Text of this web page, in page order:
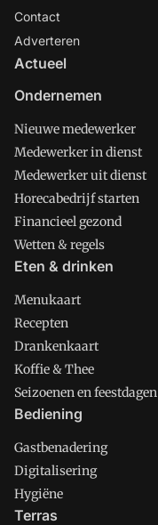
Contact
Adverteren
Actueel
Ondernemen
Nieuwe medewerker
Medewerker in dienst
Medewerker uit dienst
Horecabedrijf starten
Financieel gezond
Wetten & regels
Eten & drinken
Menukaart
Recepten
Drankenkaart
Koffie & Thee
Seizoenen en feestdagen
Bediening
Gastbenadering
Digitalisering
Hygiëne
Terras